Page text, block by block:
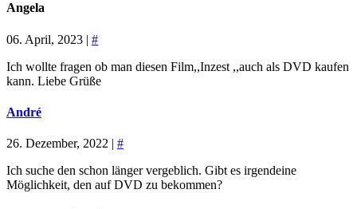
Angela
06. April, 2023 | #
Ich wollte fragen ob man diesen Film,,Inzest ,,auch als DVD kaufen
kann. Liebe Grüße
André
26. Dezember, 2022 | #
Ich suche den schon länger vergeblich. Gibt es irgendeine
Möglichkeit, den auf DVD zu bekommen?